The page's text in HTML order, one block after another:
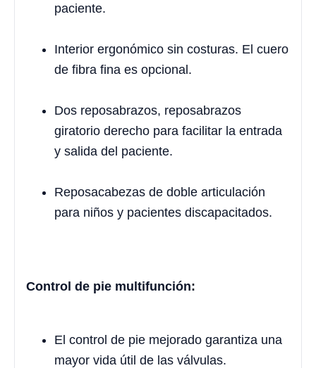
paciente.
Interior ergonómico sin costuras. El cuero
de fibra fina es opcional.
Dos reposabrazos, reposabrazos
giratorio derecho para facilitar la entrada
y salida del paciente.
Reposacabezas de doble articulación
para niños y pacientes discapacitados.
Control de pie multifunción:
El control de pie mejorado garantiza una
mayor vida útil de las válvulas.